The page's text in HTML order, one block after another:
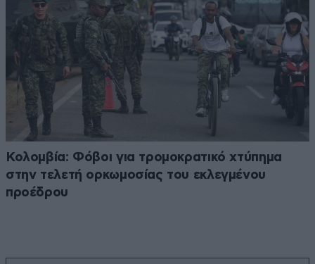
Κολομβία: Φόβοι για τρομοκρατικό χτύπημα
στην τελετή ορκωμοσίας του εκλεγμένου
προέδρου